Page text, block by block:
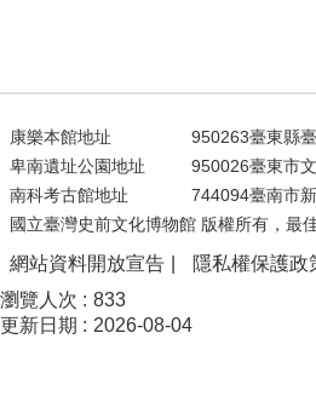
康樂本館地址 950263臺東縣
卑南遺址公園地址
950026臺東市
南科考古館地址
744094臺南市
國立臺灣史前文化博物館 版權所有，最
網站資料開放宣告 隱私權保護政
瀏覽人次
833
更新日期
2026-08-04